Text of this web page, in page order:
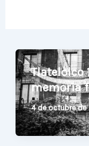
Tlatelolco
memoria
4 de octubre de